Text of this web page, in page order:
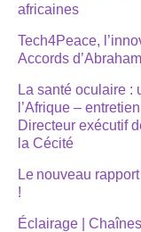
africaines
Tech4Peace,
Accords
La santé oculaire :
l’Afrique –
Directeur exécutif
la Cécité
Le nouveau
!
Éclairage |